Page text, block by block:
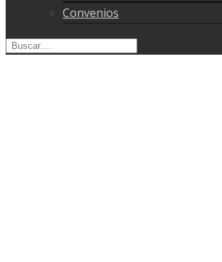
Convenios